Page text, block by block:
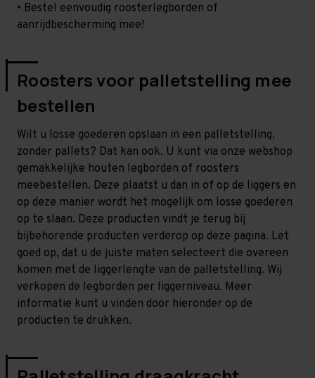
• Bestel eenvoudig roosterlegborden of
aanrijdbescherming mee!
Roosters voor palletstelling mee
bestellen
Wilt u losse goederen opslaan in een palletstelling,
zonder pallets? Dat kan ook. U kunt via onze webshop
gemakkelijke houten legborden of roosters
meebestellen. Deze plaatst u dan in of op de liggers en
op deze manier wordt het mogelijk om losse goederen
op te slaan. Deze producten vindt je terug bij
bijbehorende producten verderop op deze pagina. Let
goed op, dat u de juiste maten selecteert die overeen
komen met de liggerlengte van de palletstelling. Wij
verkopen de legborden per liggerniveau. Meer
informatie kunt u vinden door hieronder op de
producten te drukken.